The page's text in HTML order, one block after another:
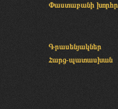
Փաստաբանի
Գրասենյակներ
Հարց-պատասխան